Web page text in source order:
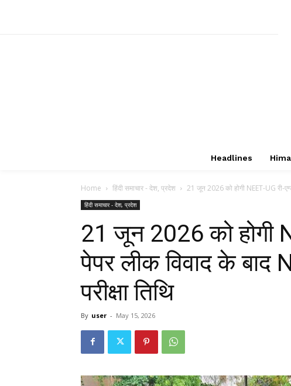
Headlines
Home हिंदी समाचार - देश, प्रदेश 21 जून 2026 को होगी NEET-UG री-
हिंदी समाचार - देश, प्रदेश
21 जून 2026 को होगी
पेपर लीक विवाद के बाद
परीक्षा तिथि
By user - May 15, 2026